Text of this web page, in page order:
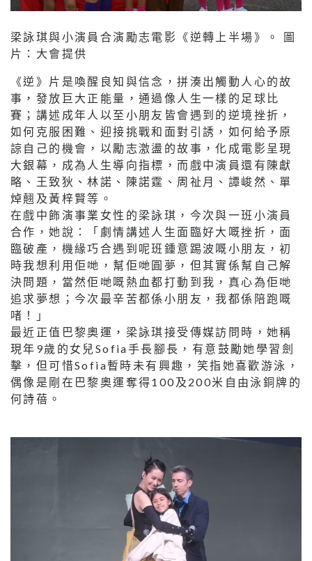
梁詠琪與小演員合演勵志電影《逆轉上半場》。 圖
片：大會提供
《逆》片是喚醒良知與信念，拼湊出觸動人心的故
事，發放巨大正能量，通過像人生一樣的足球比
賽；講述成年人以至小朋友皆會遇到的逆境挫折，
如何克服困難、迎接挑戰和面對引誘，如何給予原
諒自己的機會，以勵志激盪的故事，化成電影呈現
大銀幕，成為人生導向指標，而戲中演員還有陳獻
略、王致狄、林諾、陳諾霆、周祉月、譚峻然、單
焯翹及黃梓賢等。
在戲中飾演事業女性的梁詠琪，今次與一班小演員
合作，她說：「劇情講述人生面臨好大嘅挫折，面
臨破產，機緣巧合遇到呢班鍾意踢波嘅小朋友，初
時我想利用佢哋，幫佢哋圓夢，但其實係幫自己解
決問題，當然佢哋嘅熱血都打動到我，真心為佢哋
追求夢想；今次最辛苦都係小朋友，我都係陪跑嘅
啫！」
最近正值巴黎奧運，梁詠琪接受傳媒訪問時，她稱
現年9歲的女兒Sofia手長腳長，有意鼓勵她學習劍
擊，但可惜Sofia暫時未有興趣，笑指她喜歡游泳，
偶像是剛在巴黎奧運奪得100及200米自由泳銅牌的
何詩蓓。